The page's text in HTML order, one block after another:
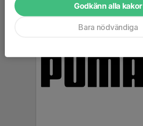
Godkänn alla kakor
Bara nödvändiga